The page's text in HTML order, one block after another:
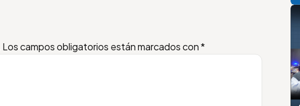
Los campos obligatorios están marcados con*